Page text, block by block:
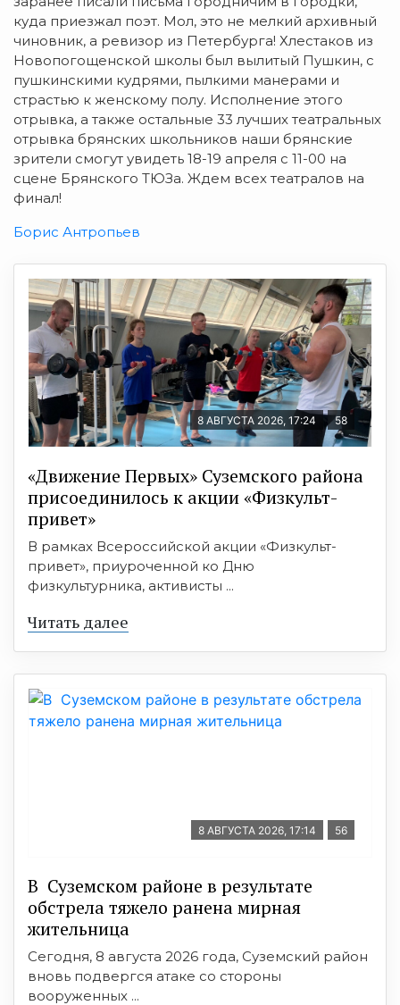
куда приезжал поэт. Мол, это не мелкий архивный
чиновник, а ревизор из Петербурга! Хлестаков из
Новопогощенской школы был вылитый Пушкин, с
пушкинскими кудрями, пылкими манерами и
страстью к женскому полу. Исполнение этого
отрывка, а также остальные 33 лучших театральных
отрывка брянских школьников наши брянские
зрители смогут увидеть 18-19 апреля с 11-00 на
сцене Брянского ТЮЗа. Ждем всех театралов на
финал!
Борис Антропьев
8 АВГУСТА 2026, 17:24 58
«Движение Первых» Суземского района
присоединилось к акции «Физкульт-
привет»
В рамках Всероссийской акции «Физкульт-
привет», приуроченной ко Дню
физкультурника, активисты ...
Читать далее
8 АВГУСТА 2026, 17:14 56
В Суземском районе в результате
обстрела тяжело ранена мирная
жительница
Сегодня, 8 августа 2026 года, Суземский район
вновь подвергся атаке со стороны
вооруженных ...